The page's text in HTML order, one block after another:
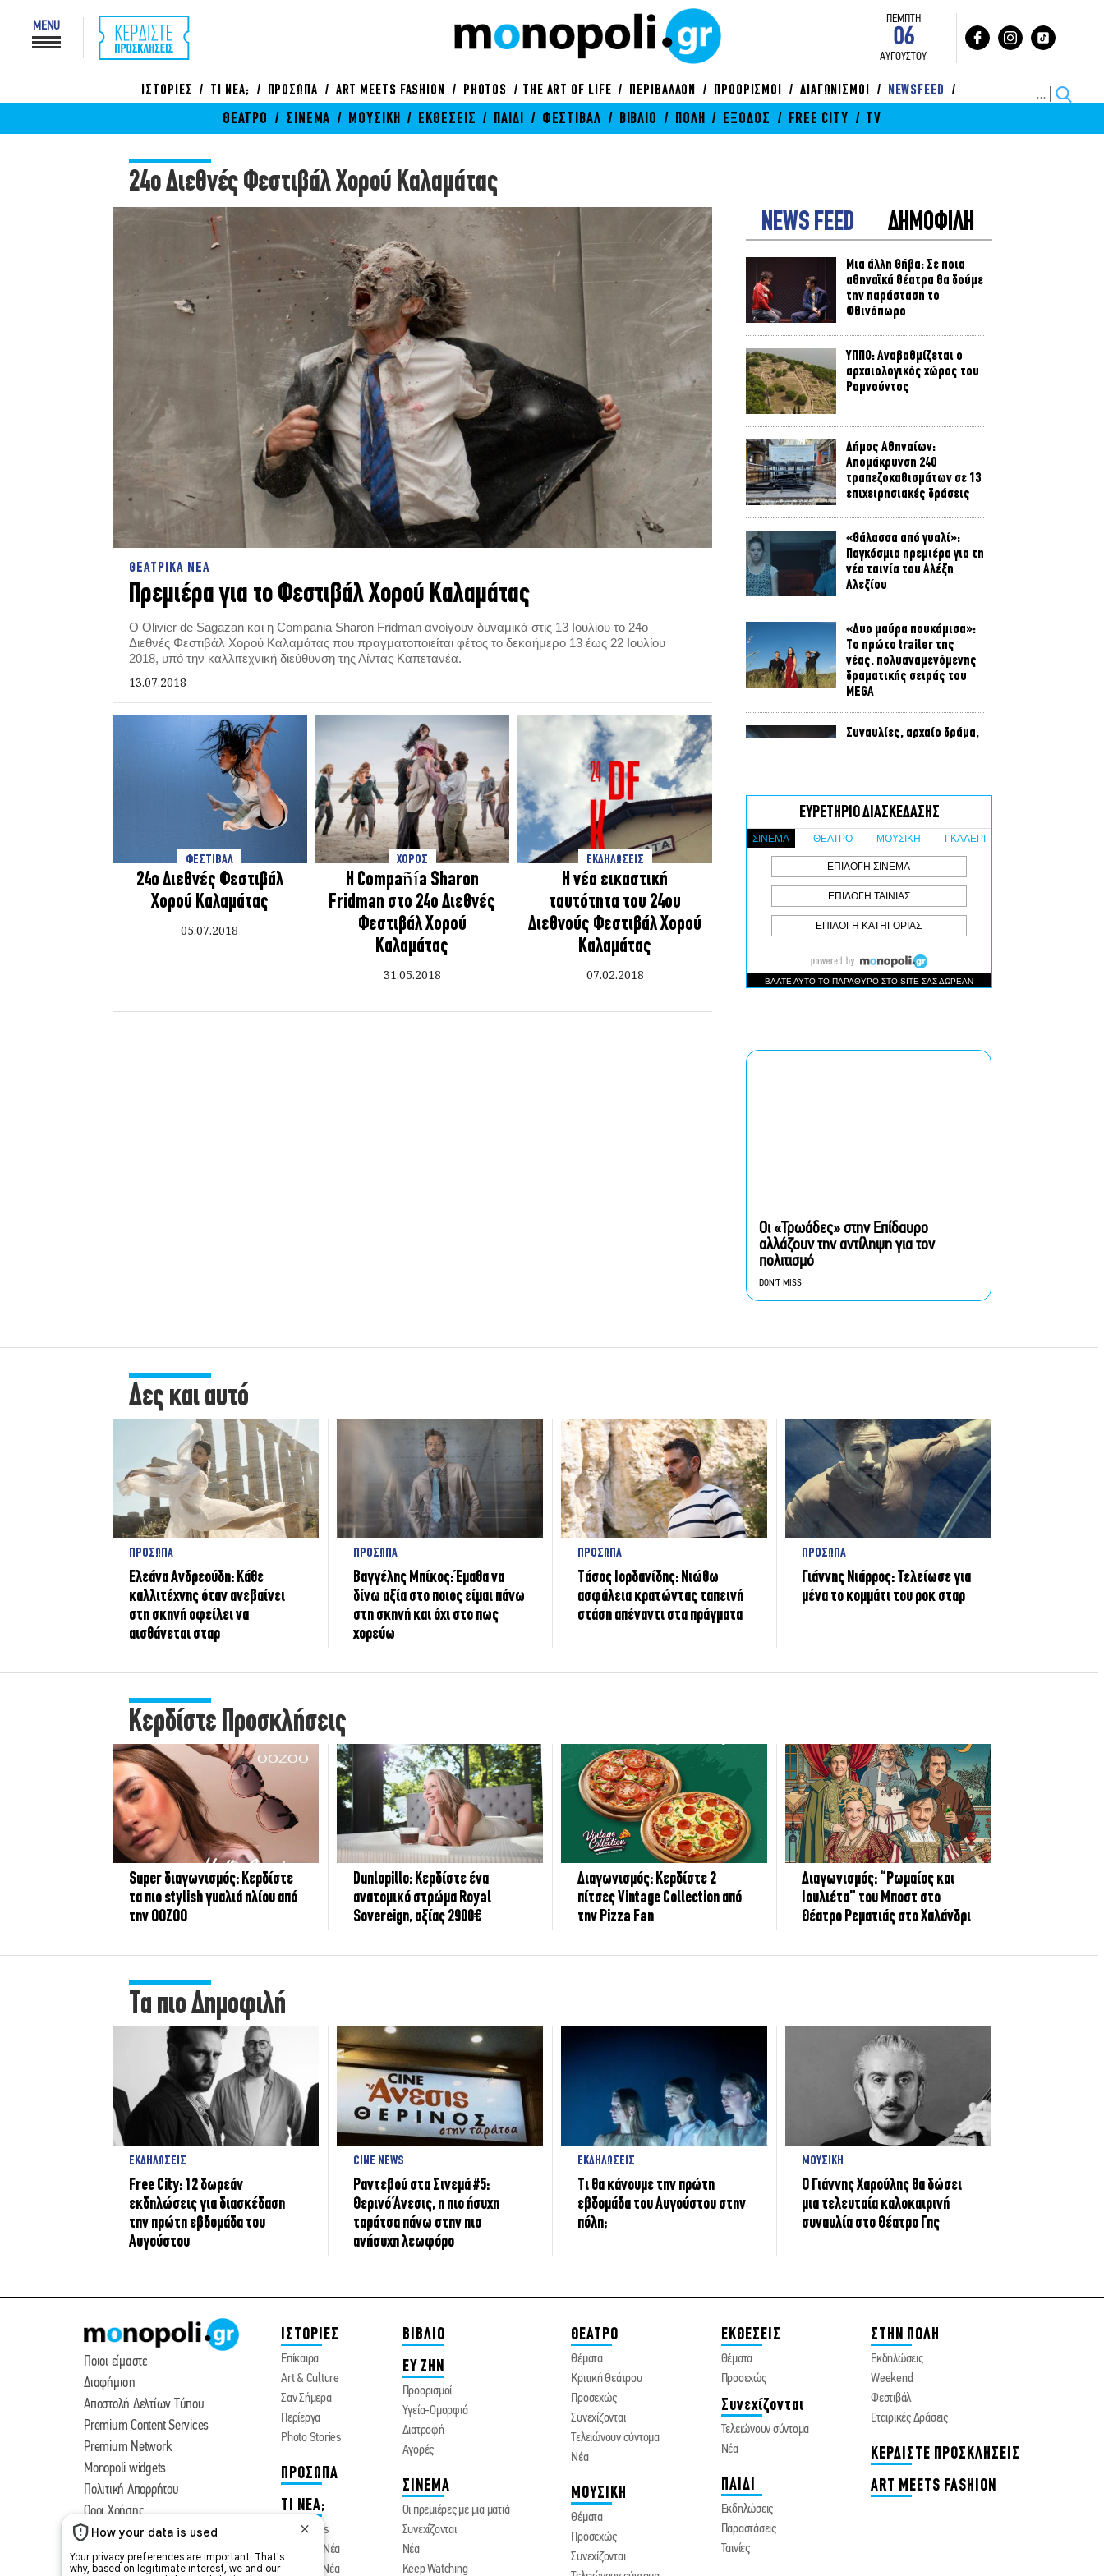
MENU
ΠΕΜΠΤΗ
06
ΑΥΓΟΥΣΤΟΥ
ΙΣΤΟΡΙΕΣ ΤΙ ΝΕΑ; ΠΡΟΣΩΠΑ ART MEETS FASHION PHOTOS THE ART OF LIFE ΠΕΡΙΒΑΛΛΟΝ ΠΡΟΟΡΙΣΜΟΙ ΔΙΑΓΩΝΙΣΜΟΙ NEWSFEED
ΘΕΑΤΡΟ ΣΙΝΕΜΑ ΜΟΥΣΙΚΗ ΕΚΘΕΣΕΙΣ ΠΑΙΔΙ ΦΕΣΤΙΒΑΛ ΒΙΒΛΙΟ ΠΟΛΗ ΕΞΟΔΟΣ FREE CITY TV
24ο Διεθνές Φεστιβάλ Χορού Καλαμάτας
ΘΕΑΤΡΙΚΑ ΝΕΑ
Πρεμιέρα για το Φεστιβάλ Χορού Καλαμάτας
Ο Olivier de Sagazan και η Compania Sharon Fridman ανοίγουν δυναμικά στις 13 Ιουλίου το 24ο
Διεθνές Φεστιβάλ Χορού Καλαμάτας που πραγματοποιείται φέτος το δεκαήμερο 13 έως 22 Ιουλίου
2018, υπό την καλλιτεχνική διεύθυνση της Λίντας Καπετανέα.
13.07.2018
ΦΕΣΤΙΒΑΛ
24ο Διεθνές Φεστιβάλ
Χορού Καλαμάτας
05.07.2018
ΧΟΡΟΣ
Η Compañía Sharon
Fridman στο 24ο Διεθνές
Φεστιβάλ Χορού
Καλαμάτας
31.05.2018
ΕΚΔΗΛΩΣΕΙΣ
Η νέα εικαστική
ταυτότητα του 24ου
Διεθνούς Φεστιβάλ Χορού
Καλαμάτας
07.02.2018
NEWS FEED ΔΗΜΟΦΙΛΗ
Μια άλλη Θήβα: Σε ποια
αθηναϊκά θέατρα θα δούμε
την παράσταση το
Φθινόπωρο
ΥΠΠΟ: Αναβαθμίζεται ο
αρχαιολογικός χώρος του
Ραμνούντος
Δήμος Αθηναίων:
Απομάκρυνση 240
τραπεζοκαθισμάτων σε 13
επιχειρησιακές δράσεις
«Θάλασσα από γυαλί»:
Παγκόσμια πρεμιέρα για τη
νέα ταινία του Αλέξη
Αλεξίου
«Δυο μαύρα πουκάμισα»:
Το πρώτο trailer της
νέας, πολυαναμενόμενης
δραματικής σειράς του
MEGA
Συναυλίες, αρχαίο δράμα,
Λυκαβηττού μέχρι τον
Οκτώβριο
Πρεμιέρες: Γαλλική
απόβαση στις ελληνικές
αίθουσες
Δημητρακοπούλου: Μέσα
από την Μπιενάλε
Κεραμικής ανακάλυψα μια
Οι Ξυλούρηδες live στο
Οι «Τρωάδες» στην Επίδαυρο
αλλάζουν την αντίληψη για τον
πολιτισμό
DON'T MISS
Δες και αυτό
ΠΡΟΣΩΠΑ
Ελεάνα Ανδρεούδη: Κάθε
καλλιτέχνης όταν ανεβαίνει
στη σκηνή οφείλει να
αισθάνεται σταρ
ΠΡΟΣΩΠΑ
Βαγγέλης Μπίκος: Έμαθα να
δίνω αξία στο ποιος είμαι πάνω
στη σκηνή και όχι στο πως
χορεύω
ΠΡΟΣΩΠΑ
Tάσος Ιορδανίδης: Νιώθω
ασφάλεια κρατώντας ταπεινή
στάση απέναντι στα πράγματα
ΠΡΟΣΩΠΑ
Γιάννης Νιάρρος: Τελείωσε για
μένα το κομμάτι του ροκ σταρ
Κερδίστε Προσκλήσεις
Super διαγωνισμός: Κερδίστε
τα πιο stylish γυαλιά ηλίου από
την OOZOO
Dunlopillo: Κερδίστε ένα
ανατομικό στρώμα Royal
Sovereign, αξίας 2900€
Διαγωνισμός: Κερδίστε 2
πίτσες Vintage Collection από
την Pizza Fan
Διαγωνισμός: “Ρωμαίος και
Ιουλιέτα” του Μποστ στο
Θέατρο Ρεματιάς στο Χαλάνδρι
Τα πιο Δημοφιλή
ΕΚΔΗΛΩΣΕΙΣ
Free City: 12 δωρεάν
εκδηλώσεις για διασκέδαση
την πρώτη εβδομάδα του
Αυγούστου
CINE NEWS
Ραντεβού στα Σινεμά #5:
Θερινό Άνεσις, η πιο ήσυχη
ταράτσα πάνω στην πιο
ανήσυχη λεωφόρο
ΕΚΔΗΛΩΣΕΙΣ
Τι θα κάνουμε την πρώτη
εβδομάδα του Αυγούστου στην
πόλη;
ΜΟΥΣΙΚΗ
Ο Γιάννης Χαρούλης θα δώσει
μια τελευταία καλοκαιρινή
συναυλία στο Θέατρο Γης
Ποιοι είμαστε
Διαφήμιση
Αποστολή Δελτίων Τύπου
Premium Content Services
Premium Network
Monopoli widgets
Πολιτική Απορρήτου
Οροι Χρήσης
ΙΣΤΟΡΙΕΣ
Επίκαιρα
Art & Culture
Σαν Σήμερα
Περίεργα
Photo Stories
ΠΡΟΣΩΠΑ
ΤΙ ΝΕΑ;
Cine News
Θεατρικά Νέα
Μουσικά Νέα
ΒΙΒΛΙΟ
ΕΥ ΖΗΝ
Προορισμοί
Υγεία-Ομορφιά
Διατροφή
Αγορές
ΣΙΝΕΜΑ
Οι πρεμιέρες με μια ματιά
Συνεχίζονται
Νέα
Keep Watching
ΘΕΑΤΡΟ
Θέματα
Κριτική Θεάτρου
Προσεχώς
Συνεχίζονται
Τελειώνουν σύντομα
Νέα
ΜΟΥΣΙΚΗ
Θέματα
Προσεχώς
Συνεχίζονται
ΕΚΘΕΣΕΙΣ
Θέματα
Προσεχώς
Συνεχίζονται
Τελειώνουν σύντομα
Νέα
ΠΑΙΔΙ
Εκδηλώσεις
Παραστάσεις
Ταινίες
ΣΤΗΝ ΠΟΛΗ
Εκδηλώσεις
Weekend
Φεστιβάλ
Εταιρικές Δράσεις
ΚΕΡΔΙΣΤΕ ΠΡΟΣΚΛΗΣΕΙΣ
ART MEETS FASHION